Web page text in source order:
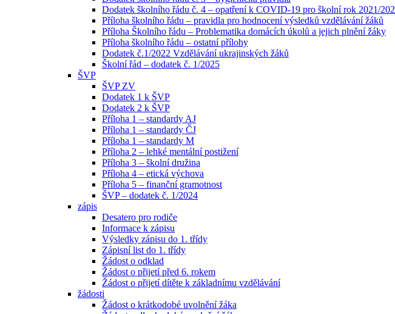
Dodatek školního řádu č. 4 – opatření k COVID-19 pro školní rok 2021/202
Příloha školního řádu – pravidla pro hodnocení výsledků vzdělávání žáků
Příloha Školního řádu – Problematika domácích úkolů a jejich plnění žáky
Příloha školního řádu – ostatní přílohy
Dodatek č.1/2022 Vzdělávání ukrajinských žáků
Školní řád – dodatek č. 1/2025
ŠVP
ŠVP ZV
Dodatek 1 k ŠVP
Dodatek 2 k ŠVP
Příloha 1 – standardy AJ
Příloha 1 – standardy ČJ
Příloha 1 – standardy M
Příloha 2 – lehké mentální postižení
Příloha 3 – školní družina
Příloha 4 – etická výchova
Příloha 5 – finanční gramotnost
ŠVP – dodatek č. 1/2024
zápis
Desatero pro rodiče
Informace k zápisu
Výsledky zápisu do 1. třídy
Zápisní list do 1. třídy
Žádost o odklad
Žádost o přijetí před 6. rokem
Žádost o přijetí dítěte k základnímu vzdělávání
žádosti
Žádost o krátkodobé uvolnění žáka